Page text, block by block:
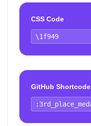
CSS Code
GitHub Shortcode